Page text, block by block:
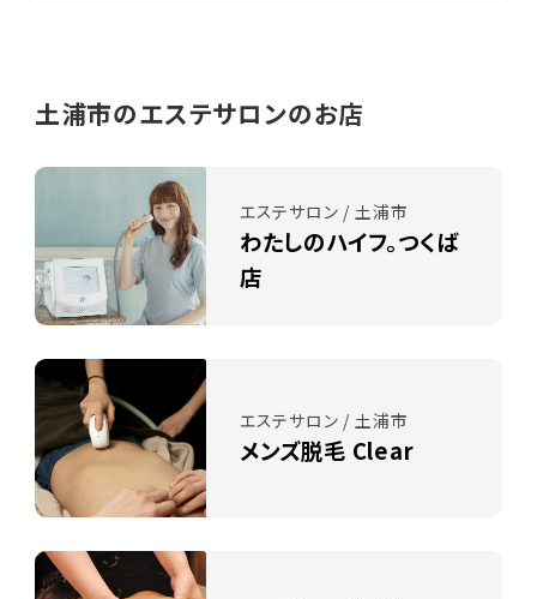
土浦市のエステサロンのお店
エステサロン / 土浦市
わたしのハイフ。つくば
店
エステサロン / 土浦市
メンズ脱毛 Clear